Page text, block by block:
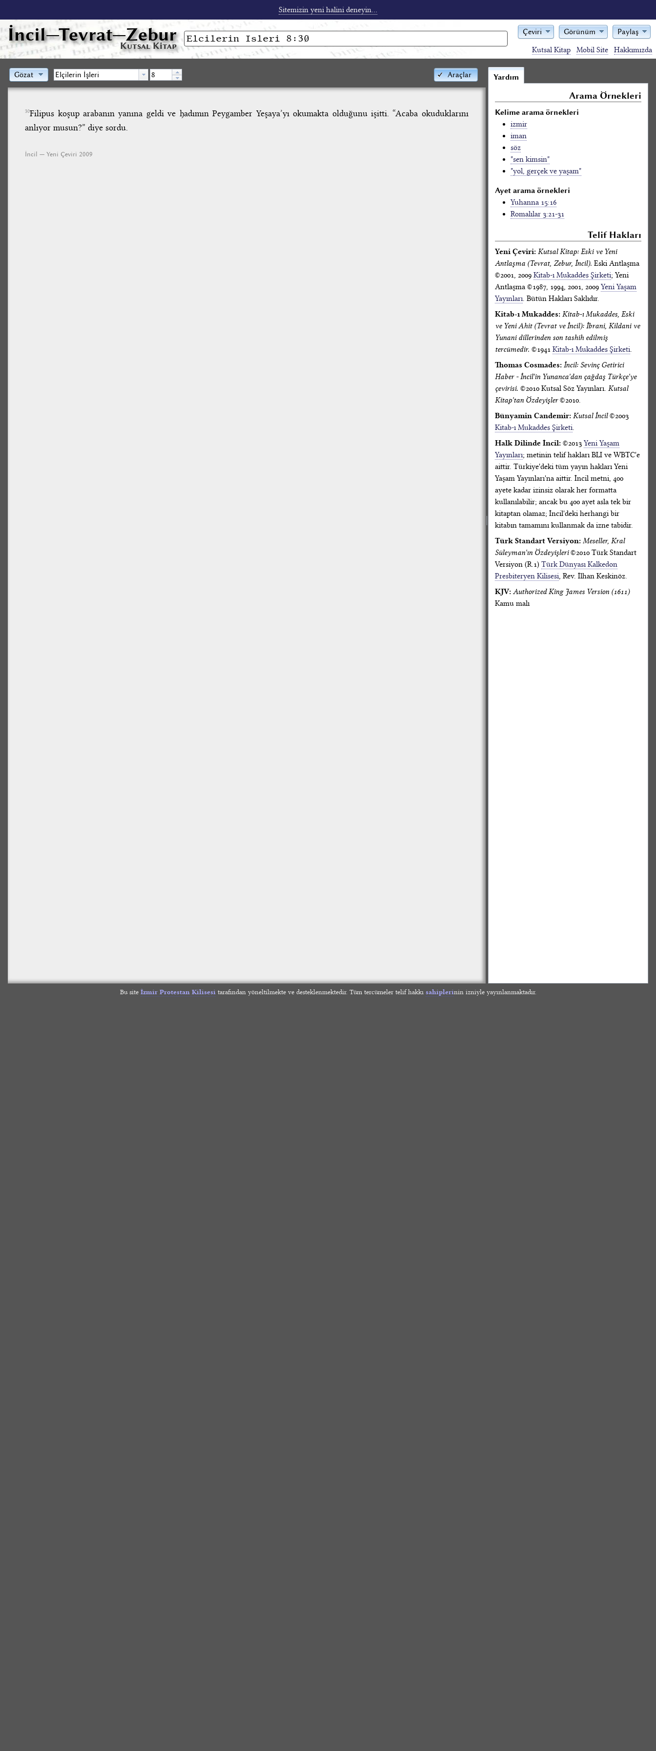
Sitemizin yeni halini deneyin...
İncil—Tevrat—Zebur
Kutsal Kitap
Çeviri Görünüm Paylaş
Kutsal Kitap Mobil Site Hakkımızda
Araçlar
Gözat
30Filipus koşup arabanın yanına geldi ve hadımın Peygamber Yeşaya’yı okumakta olduğunu işitti. “Acaba okuduklarını
anlıyor musun?” diye sordu.
İncil — Yeni Çeviri 2009
Yardım
Arama Örnekleri
Kelime arama örnekleri
izmir
iman
söz
"sen kimsin"
"yol, gerçek ve yaşam"
Ayet arama örnekleri
Yuhanna 15:16
Romalılar 3:21-31
Telif Hakları
Yeni Çeviri: Kutsal Kitap: Eski ve Yeni
Antlaşma (Tevrat, Zebur, İncil). Eski Antlaşma
©2001, 2009 Kitab-ı Mukaddes Şirketi; Yeni
Antlaşma ©1987, 1994, 2001, 2009 Yeni Yaşam
Yayınları. Bütün Hakları Saklıdır.
Kitab-ı Mukaddes: Kitab-ı Mukaddes, Eski
ve Yeni Ahit (Tevrat ve İncil): İbrani, Kildani ve
Yunani dillerinden son tashih edilmiş
tercümedir. ©1941 Kitab-ı Mukaddes Şirketi.
Thomas Cosmades: İncil: Sevinç Getirici
Haber - İncil'in Yunanca'dan çağdaş Türkçe'ye
çevirisi. ©2010 Kutsal Söz Yayınları. Kutsal
Kitap'tan Özdeyişler©2010.
Bünyamin Candemir: Kutsal İncil©2003
Kitab-ı Mukaddes Şirketi.
Halk Dilinde İncil: ©2013 Yeni Yaşam
Yayınları; metinin telif hakları BLI ve WBTC'e
aittir. Türkiye'deki tüm yayın hakları Yeni
Yaşam Yayınları'na aittir. İncil metni, 400
ayete kadar izinsiz olarak her formatta
kullanılabilir; ancak bu 400 ayet asla tek bir
kitaptan olamaz; İncil'deki herhangi bir
kitabın tamamını kullanmak da izne tabidir.
Türk Standart Versiyon: Meseller, Kral
Süleyman'ın Özdeyişleri©2010 Türk Standart
Versiyon (R.1) Türk Dünyası Kalkedon
Presbiteryen Kilisesi, Rev. İlhan Keskinöz.
KJV: Authorized King James Version (1611)
Kamu malı
Bu site İzmir Protestan Kilisesitarafından yöneltilmekte ve desteklenmektedir. Tüm tercümeler telif hakkı sahiplerinin izniyle yayınlanmaktadır.